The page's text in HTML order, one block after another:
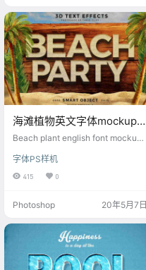
计师对mockups样机素材的各种需
求。
海滩植物英文字体mockups
样机素材
Beach plant english font mockups
字体PS样机
415 0
Photoshop 20年5月7日